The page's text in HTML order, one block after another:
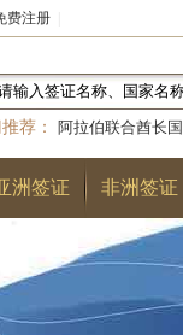
费注册
荐：
阿拉伯联合酋长国
|布基纳法索|巴勒斯坦
|安道尔公国|
洲签证 非洲签证